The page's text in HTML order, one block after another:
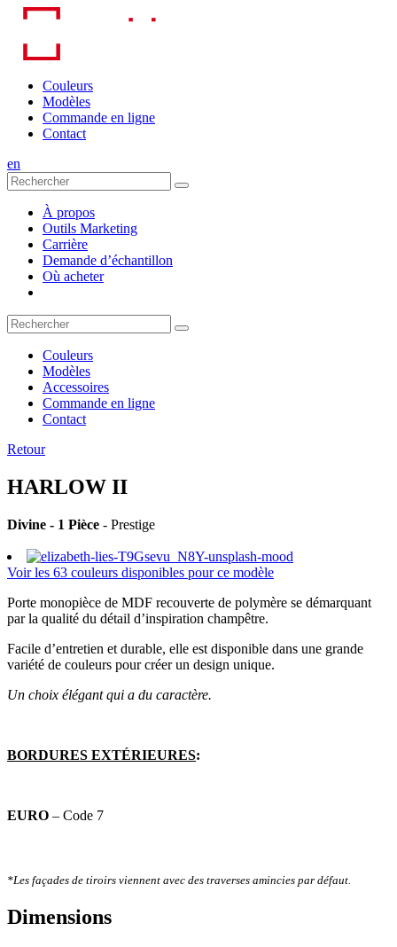
Skip
content
Couleurs
Modèles
Commande en ligne
Contact
en
À propos
Outils Marketing
Carrière
Demande d’échantillon
Où acheter
Couleurs
Modèles
Accessoires
Commande en ligne
Contact
Retour
HARLOW II
Divine - 1 Pièce - Prestige
Voir les 63 couleurs disponibles pour ce modèle
Porte monopièce de MDF recouverte de polymère se démarquant
par la qualité du détail d’inspiration champêtre.
Facile d’entretien et durable, elle est disponible dans une grande
variété de couleurs pour créer un design unique.
Un choix élégant qui a du caractère.
BORDURES EXTÉRIEURES:
EURO – Code 7
*Les façades de tiroirs viennent avec des traverses amincies par défaut.
Dimensions